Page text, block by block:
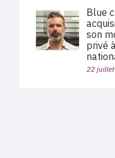
Blue
son
privé
22